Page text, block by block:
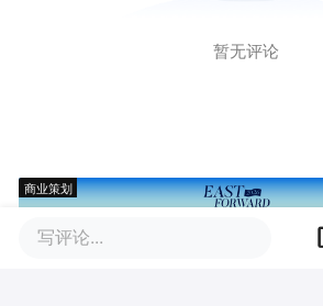
暂无评论
商业策划
写评论...